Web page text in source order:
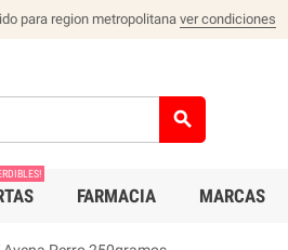
para region metropolitana ver condiciones
search
FARMACIA MARCAS